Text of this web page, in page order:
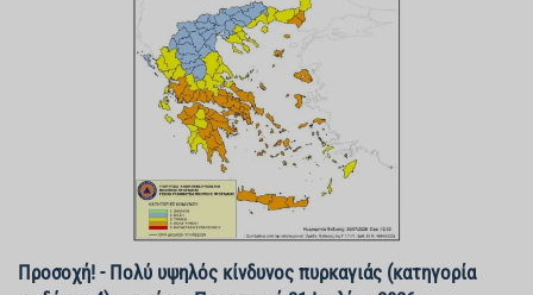
Προσοχή! - Πολύ υψηλός κίνδυνος πυρκαγιάς (κατηγορία